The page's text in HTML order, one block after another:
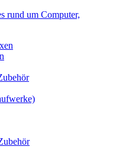
rund um Computer,